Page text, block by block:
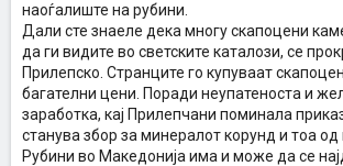
наоѓалиште на рубини.
Дали сте знаеле дека многу скапоцени
да ги видите во светските каталози, се
Прилепско. Странците го купуваат
багателни цени. Поради неупатеноста и
заработка, кај Прилепчани поминала
станува збор за минералот корунд и тоа од
Рубини во Македонија има и може да се